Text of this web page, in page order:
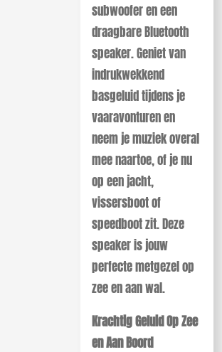
subwoofer en een
draagbare Bluetooth
speaker. Geniet van
indrukwekkend
basgeluid tijdens je
vaaravonturen en
neem je muziek overal
mee naartoe, of je nu
op een jacht,
vissersboot of
speedboot zit. Deze
speaker is jouw
perfecte metgezel op
zee en aan wal.
Krachtig Geluid Op Zee
en Aan Boord